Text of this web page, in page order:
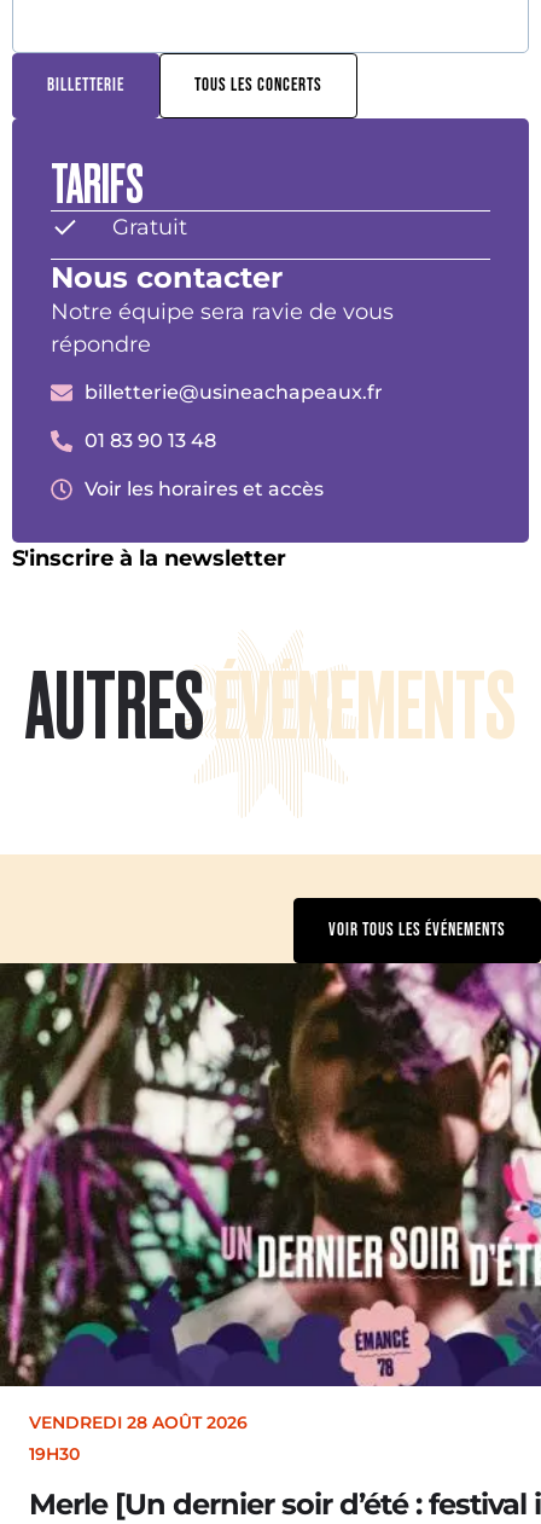
BILLETTERIE TOUS LES CONCERTS
TARIFS
Gratuit
Nous contacter
Notre équipe sera ravie de vous
répondre
billetterie@usineachapeaux.fr
01 83 90 13 48
Voir les horaires et accès
S'inscrire à la newsletter
AUTRESÉVÉNEMENTS
VOIR TOUS LES ÉVÉNEMENTS
VENDREDI 28 AOÛT 2026
19H30
Merle [Un dernier soir d’été :